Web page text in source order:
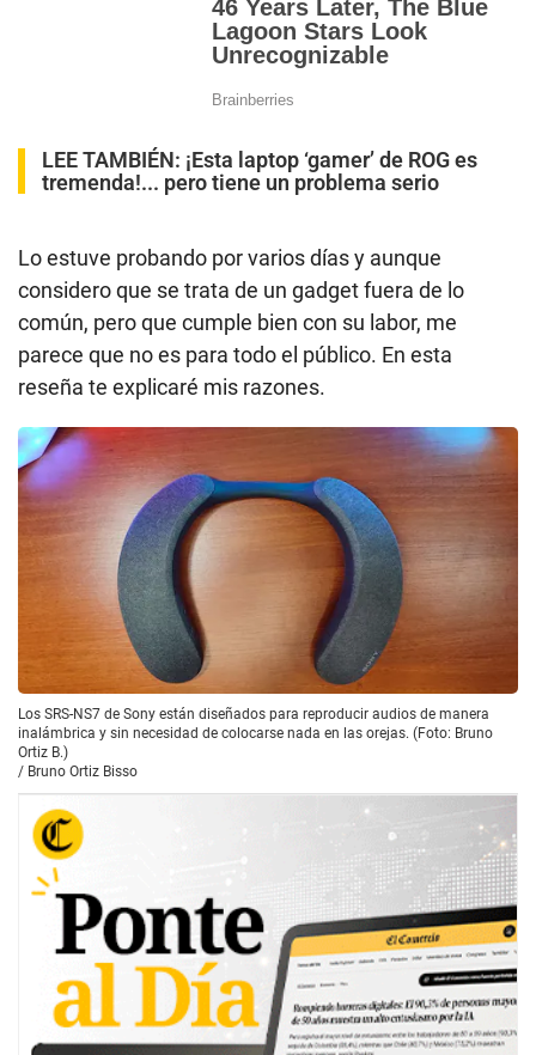
LEE TAMBIÉN: ¡Esta laptop ‘gamer’ de ROG es
tremenda!... pero tiene un problema serio
Lo estuve probando por varios días y aunque
considero que se trata de un gadget fuera de lo
común, pero que cumple bien con su labor, me
parece que no es para todo el público. En esta
reseña te explicaré mis razones.
Los SRS-NS7 de Sony están diseñados para reproducir audios de manera
inalámbrica y sin necesidad de colocarse nada en las orejas. (Foto: Bruno
Ortiz B.)
/ Bruno Ortiz Bisso